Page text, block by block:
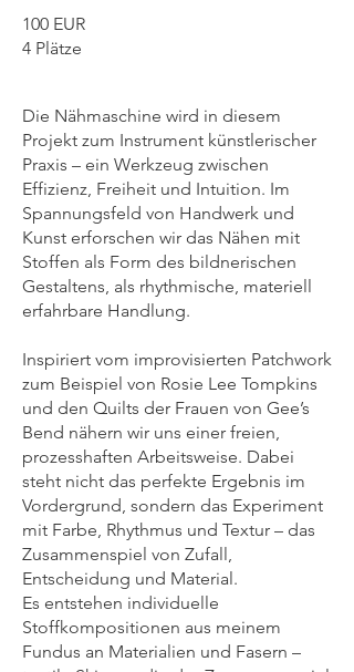
100 EUR
4 Plätze
Die Nähmaschine wird in diesem
Projekt zum Instrument künstlerischer
Praxis – ein Werkzeug zwischen
Effizienz, Freiheit und Intuition. Im
Spannungsfeld von Handwerk und
Kunst erforschen wir das Nähen mit
Stoffen als Form des bildnerischen
Gestaltens, als rhythmische, materiell
erfahrbare Handlung.
Inspiriert vom improvisierten Patchwork
zum Beispiel von Rosie Lee Tompkins
und den Quilts der Frauen von Gee’s
Bend nähern wir uns einer freien,
prozesshaften Arbeitsweise. Dabei
steht nicht das perfekte Ergebnis im
Vordergrund, sondern das Experiment
mit Farbe, Rhythmus und Textur – das
Zusammenspiel von Zufall,
Entscheidung und Material.
Es entstehen individuelle
Stoffkompositionen aus meinem
Fundus an Materialien und Fasern –